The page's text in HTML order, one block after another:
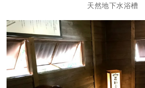
天然地下水浴槽